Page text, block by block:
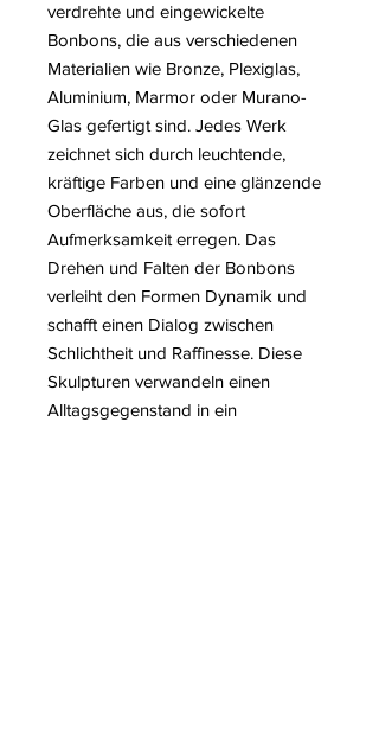
verdrehte und eingewickelte
Bonbons, die aus verschiedenen
Materialien wie Bronze, Plexiglas,
Aluminium, Marmor oder Murano-
Glas gefertigt sind. Jedes Werk
zeichnet sich durch leuchtende,
kräftige Farben und eine glänzende
Oberfläche aus, die sofort
Aufmerksamkeit erregen. Das
Drehen und Falten der Bonbons
verleiht den Formen Dynamik und
schafft einen Dialog zwischen
Schlichtheit und Raffinesse. Diese
Skulpturen verwandeln einen
Alltagsgegenstand in ein